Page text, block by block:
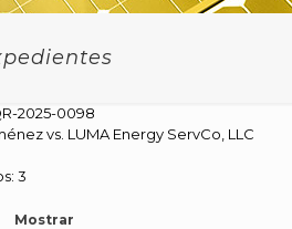
2025-0098
vs. LUMA Energy ServCo, LLC
3
Mostrar